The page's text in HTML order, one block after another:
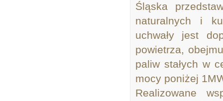
Śląska
naturalnych i
uchwały jest
powietrza,
paliw stałych w
mocy poniżej
Realizowane